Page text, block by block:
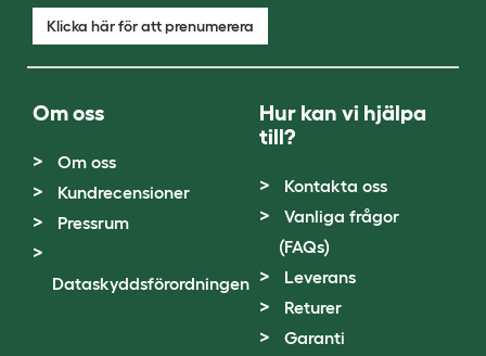
Klicka här för att prenumerera
Om oss
Om oss
Kundrecensioner
Pressrum
Dataskyddsförordningen
Hur kan vi hjälpa
till?
Kontakta oss
Vanliga frågor
(FAQs)
Leverans
Returer
Garanti